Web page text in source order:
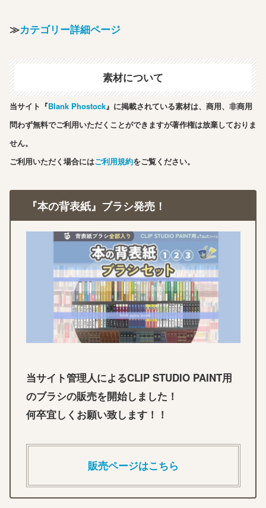
≫カテゴリー詳細ページ
素材について
当サイト『Blank Phostock』に掲載されている素材は、商用、非商用
問わず無料でご利用いただくことができますが著作権は放棄しておりま
せん。
ご利用いただく場合にはご利用規約をご覧ください。
『本の背表紙』ブラシ発売！
当サイト管理人によるCLIP STUDIO PAINT用
のブラシの販売を開始しました！
何卒宜しくお願い致します！！
販売ページはこちら